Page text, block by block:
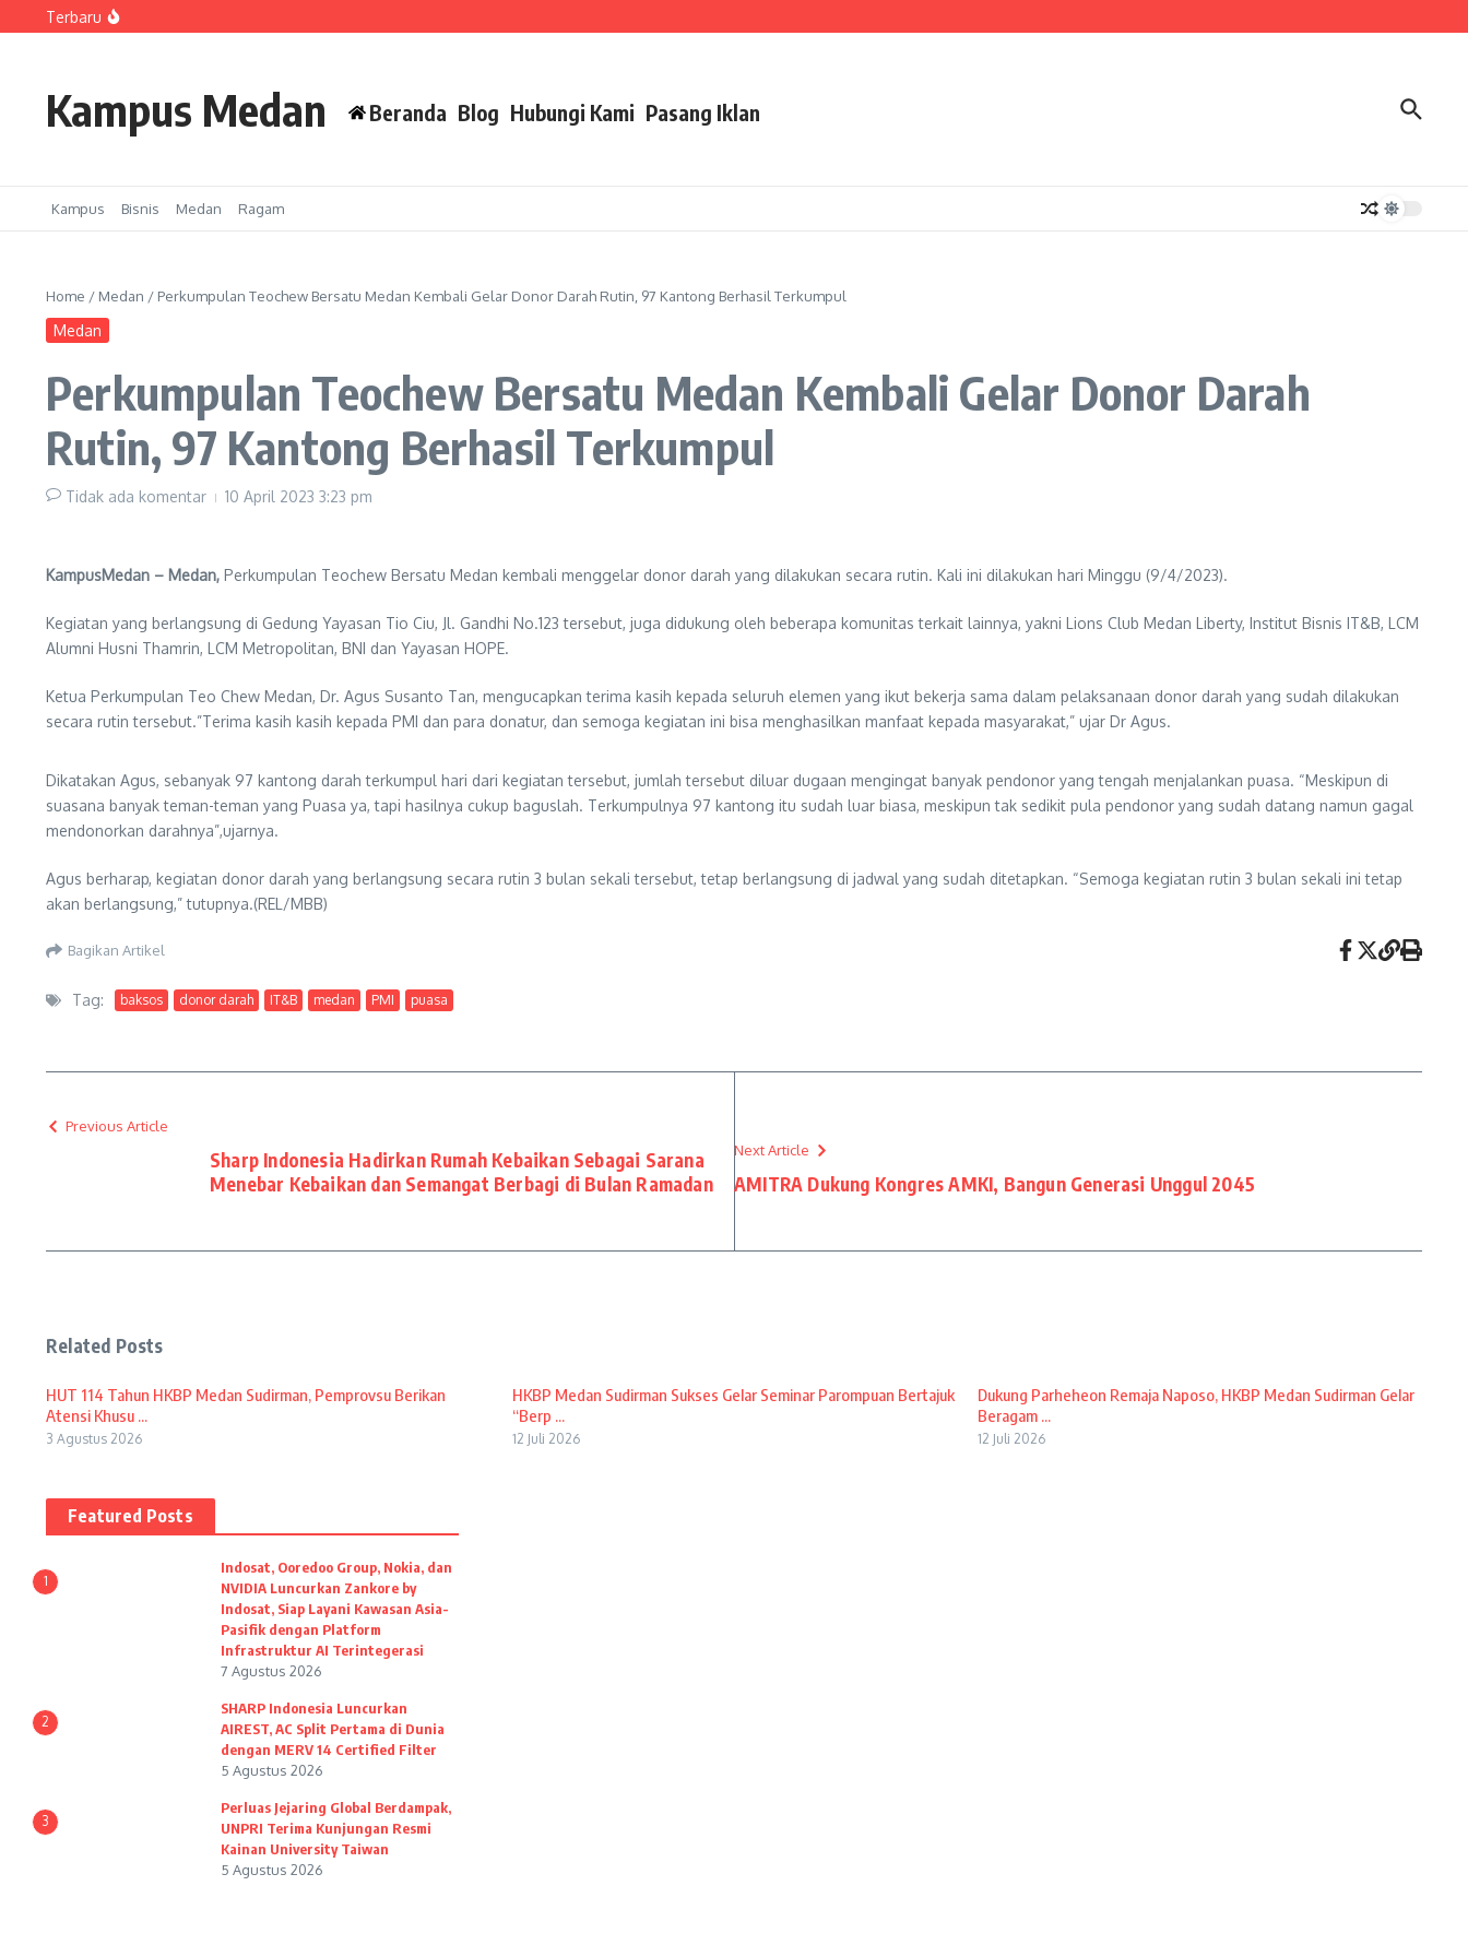
Lewati ke konten
Terbaru
Mahasiswi PBSI UNPRI Raih Juara 2 Baca Puisi Peksimida Sumut
Kampus Medan Beranda Blog Hubungi Kami Pasang Iklan
Kampus Bisnis Medan Ragam
Home / Medan / Perkumpulan Teochew Bersatu Medan Kembali Gelar Donor Darah Rutin, 97 Kantong Berhasil Terkumpul
Medan
Perkumpulan Teochew Bersatu Medan Kembali Gelar Donor Darah
Rutin, 97 Kantong Berhasil Terkumpul
Tidak ada komentar 10 April 2023 3:23 pm
KampusMedan – Medan, Perkumpulan Teochew Bersatu Medan kembali menggelar donor darah yang dilakukan secara rutin. Kali ini dilakukan hari Minggu (9/4/2023).
Kegiatan yang berlangsung di Gedung Yayasan Tio Ciu, Jl. Gandhi No.123 tersebut, juga didukung oleh beberapa komunitas terkait lainnya, yakni Lions Club Medan Liberty, Institut Bisnis IT&B, LCM
Alumni Husni Thamrin, LCM Metropolitan, BNI dan Yayasan HOPE.
Ketua Perkumpulan Teo Chew Medan, Dr. Agus Susanto Tan, mengucapkan terima kasih kepada seluruh elemen yang ikut bekerja sama dalam pelaksanaan donor darah yang sudah dilakukan
secara rutin tersebut.”Terima kasih kasih kepada PMI dan para donatur, dan semoga kegiatan ini bisa menghasilkan manfaat kepada masyarakat,” ujar Dr Agus.
Dikatakan Agus, sebanyak 97 kantong darah terkumpul hari dari kegiatan tersebut, jumlah tersebut diluar dugaan mengingat banyak pendonor yang tengah menjalankan puasa. “Meskipun di
suasana banyak teman-teman yang Puasa ya, tapi hasilnya cukup baguslah. Terkumpulnya 97 kantong itu sudah luar biasa, meskipun tak sedikit pula pendonor yang sudah datang namun gagal
mendonorkan darahnya”,ujarnya.
Agus berharap, kegiatan donor darah yang berlangsung secara rutin 3 bulan sekali tersebut, tetap berlangsung di jadwal yang sudah ditetapkan. “Semoga kegiatan rutin 3 bulan sekali ini tetap
akan berlangsung,” tutupnya.(REL/MBB)
Bagikan Artikel
Tag: baksos donor darah IT&B medan PMI puasa
Previous Article
Sharp Indonesia Hadirkan Rumah Kebaikan Sebagai Sarana
Menebar Kebaikan dan Semangat Berbagi di Bulan Ramadan
Next Article
AMITRA Dukung Kongres AMKI, Bangun Generasi Unggul 2045
Related Posts
HUT 114 Tahun HKBP Medan Sudirman, Pemprovsu Berikan
Atensi Khusu ...
3 Agustus 2026
HKBP Medan Sudirman Sukses Gelar Seminar Parompuan Bertajuk
“Berp ...
12 Juli 2026
Dukung Parheheon Remaja Naposo, HKBP Medan Sudirman Gelar
Beragam ...
12 Juli 2026
Featured Posts
1
Indosat, Ooredoo Group, Nokia, dan
NVIDIA Luncurkan Zankore by
Indosat, Siap Layani Kawasan Asia-
Pasifik dengan Platform
Infrastruktur AI Terintegerasi
7 Agustus 2026
2
SHARP Indonesia Luncurkan
AIREST, AC Split Pertama di Dunia
dengan MERV 14 Certified Filter
5 Agustus 2026
3
Perluas Jejaring Global Berdampak,
UNPRI Terima Kunjungan Resmi
Kainan University Taiwan
5 Agustus 2026